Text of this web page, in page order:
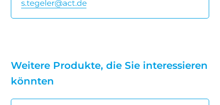
Weitere Produkte, die Sie interessieren
könnten